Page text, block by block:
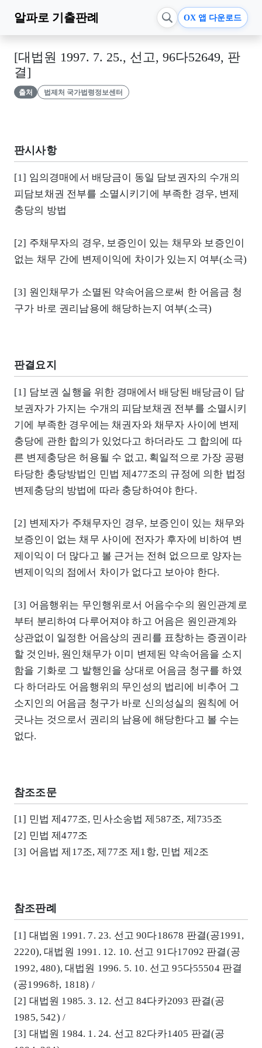
알파로 기출판례 OX 앱 다운로드
[대법원 1997. 7. 25., 선고, 96다52649, 판
결]
출처 법제처 국가법령정보센터
판시사항
[1] 임의경매에서 배당금이 동일 담보권자의 수개의
피담보채권 전부를 소멸시키기에 부족한 경우, 변제
충당의 방법
[2] 주채무자의 경우, 보증인이 있는 채무와 보증인이
없는 채무 간에 변제이익에 차이가 있는지 여부(소극)
[3] 원인채무가 소멸된 약속어음으로써 한 어음금 청
구가 바로 권리남용에 해당하는지 여부(소극)
판결요지
[1] 담보권 실행을 위한 경매에서 배당된 배당금이 담
보권자가 가지는 수개의 피담보채권 전부를 소멸시키
기에 부족한 경우에는 채권자와 채무자 사이에 변제
충당에 관한 합의가 있었다고 하더라도 그 합의에 따
른 변제충당은 허용될 수 없고, 획일적으로 가장 공평
타당한 충당방법인 민법 제477조의 규정에 의한 법정
변제충당의 방법에 따라 충당하여야 한다.
[2] 변제자가 주채무자인 경우, 보증인이 있는 채무와
보증인이 없는 채무 사이에 전자가 후자에 비하여 변
제이익이 더 많다고 볼 근거는 전혀 없으므로 양자는
변제이익의 점에서 차이가 없다고 보아야 한다.
[3] 어음행위는 무인행위로서 어음수수의 원인관계로
부터 분리하여 다루어져야 하고 어음은 원인관계와
상관없이 일정한 어음상의 권리를 표창하는 증권이라
할 것인바, 원인채무가 이미 변제된 약속어음을 소지
함을 기화로 그 발행인을 상대로 어음금 청구를 하였
다 하더라도 어음행위의 무인성의 법리에 비추어 그
소지인의 어음금 청구가 바로 신의성실의 원칙에 어
긋나는 것으로서 권리의 남용에 해당한다고 볼 수는
없다.
참조조문
[1] 민법 제477조, 민사소송법 제587조, 제735조
[2] 민법 제477조
[3] 어음법 제17조, 제77조 제1항, 민법 제2조
참조판례
[1] 대법원 1991. 7. 23. 선고 90다18678 판결(공1991,
2220), 대법원 1991. 12. 10. 선고 91다17092 판결(공
1992, 480), 대법원 1996. 5. 10. 선고 95다55504 판결
(공1996하, 1818) /
[2] 대법원 1985. 3. 12. 선고 84다카2093 판결(공
1985, 542) /
[3] 대법원 1984. 1. 24. 선고 82다카1405 판결(공